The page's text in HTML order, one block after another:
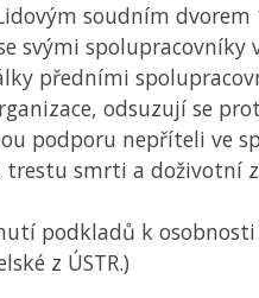
soudním dvorem
svými spolupracovníky
předními
odsuzují se
podporu nepříteli ve
trestu smrti a doživotní
podkladů k
z ÚSTR.)